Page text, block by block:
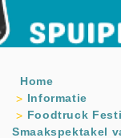
Home
Informatie
Foodtruck
Smaakspektakel